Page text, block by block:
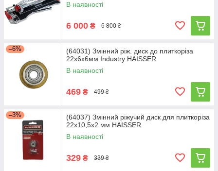
В наявності
6 000 ₴ 6 800 ₴
–6%
(64031) Змінний ріж. диск до плиткоріза
22x6x6мм Industry HAISSER
В наявності
469 ₴ 499 ₴
–3%
(64037) Змінний ріжучий диск для плиткоріза
22x10,5x2 мм HAISSER
В наявності
329 ₴ 339 ₴